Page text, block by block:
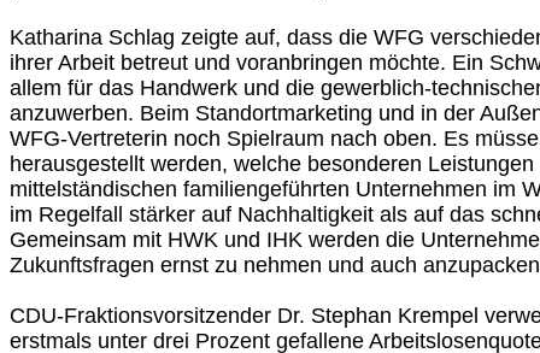
Katharina Schlag zeigte auf, dass die WFG
ihrer Arbeit betreut und voranbringen möchte. Ein
allem für das Handwerk und die gewerblich-
anzuwerben. Beim Standortmarketing und in der
WFG-Vertreterin noch Spielraum nach oben. Es
herausgestellt werden, welche besonderen
mittelständischen familiengeführten Unternehmen im
im Regelfall stärker auf Nachhaltigkeit als auf das
Gemeinsam mit HWK und IHK werden die
Zukunftsfragen ernst zu nehmen und auch
CDU-Fraktionsvorsitzender Dr. Stephan Krempel
erstmals unter drei Prozent gefallene